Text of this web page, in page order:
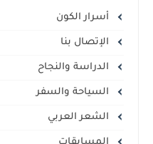
أسرار الكون
الإتصال بنا
الدراسة والنجاح
السياحة والسفر
الشعر العربي